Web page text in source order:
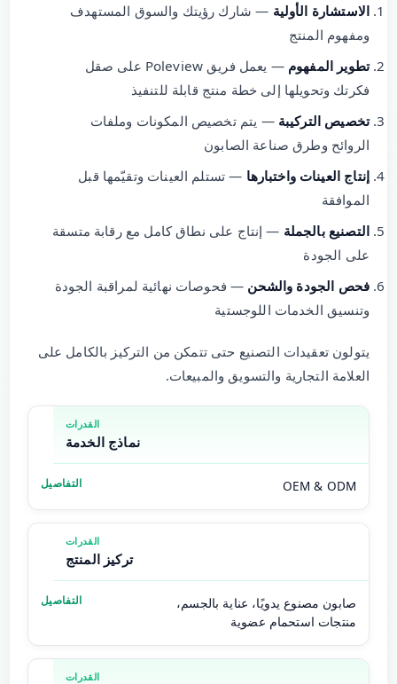
الاستشارة الأولية — شارك رؤيتك والسوق المستهدف
ومفهوم المنتج
تطوير المفهوم
— يعمل فريق Poleview على صقل
فكرتك وتحويلها إلى خطة منتج قابلة للتنفيذ
تخصيص التركيبة — يتم تخصيص المكونات وملفات
الروائح وطرق صناعة الصابون
إنتاج العينات واختبارها — تستلم العينات وتقيّمها قبل
الموافقة
التصنيع بالجملة — إنتاج على نطاق كامل مع رقابة متسقة
على الجودة
فحص الجودة والشحن — فحوصات نهائية لمراقبة الجودة
وتنسيق الخدمات اللوجستية
يتولون تعقيدات التصنيع حتى تتمكن من التركيز بالكامل على
العلامة التجارية والتسويق والمبيعات.
نماذج الخدمة
OEM & ODM
تركيز المنتج
صابون مصنوع يدويًا، عناية بالجسم،
منتجات استحمام عضوية